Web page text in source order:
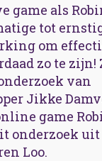
game als
tot
om
zo te zijn!
van
Jikke
game
onderzoek
Loo.